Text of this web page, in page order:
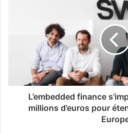
L’embedded finance
millions d’euros pour